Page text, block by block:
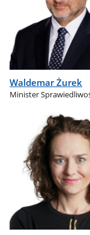
Waldemar Żurek
Minister